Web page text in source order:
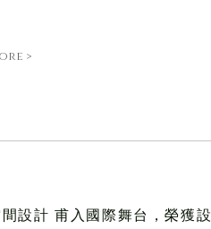
>
設計 甫入國際舞台，榮獲設